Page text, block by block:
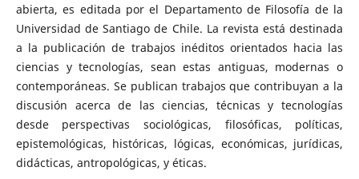
abierta, es editada por el Departamento de Filosofía de la
Universidad de Santiago de Chile. La revista está destinada
a la publicación de trabajos inéditos orientados hacia las
ciencias y tecnologías, sean estas antiguas, modernas o
contemporáneas. Se publican trabajos que contribuyan a la
discusión acerca de las ciencias, técnicas y tecnologías
desde perspectivas sociológicas, filosóficas, políticas,
epistemológicas, históricas, lógicas, económicas, jurídicas,
didácticas, antropológicas, y éticas.